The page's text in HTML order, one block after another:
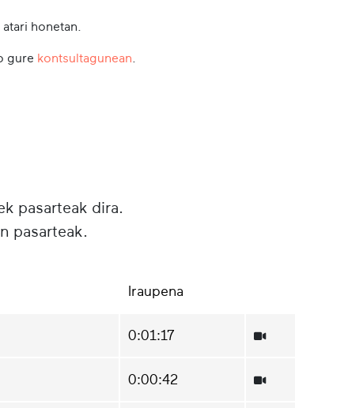
honetan.
gure kontsultagunean
pasarteak dira.
pasarteak.
Iraupena
0:01:17
0:00:42